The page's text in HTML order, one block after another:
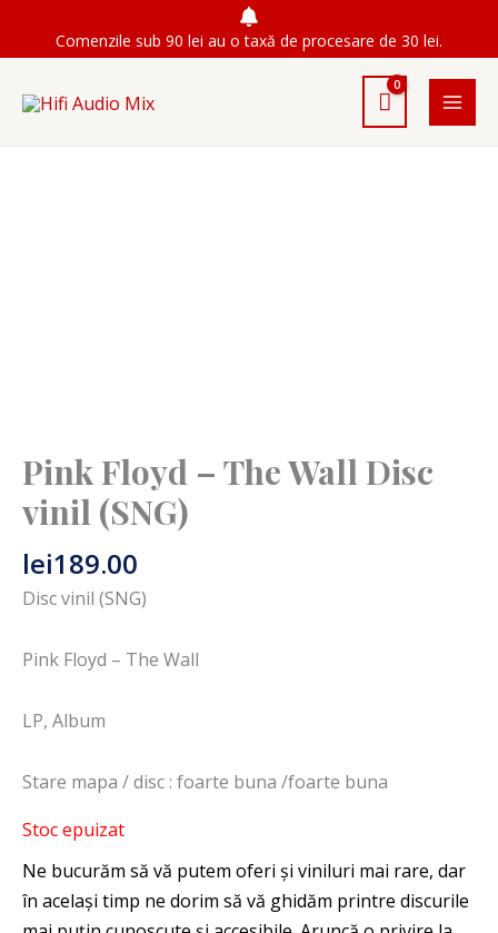
Comenzile sub 90 lei au o taxă de procesare de 30 lei.
Pink Floyd – The Wall Disc
vinil (SNG)
lei189.00
Disc vinil (SNG)
Pink Floyd – The Wall
LP, Album
Stare mapa / disc : foarte buna /foarte buna
Stoc epuizat